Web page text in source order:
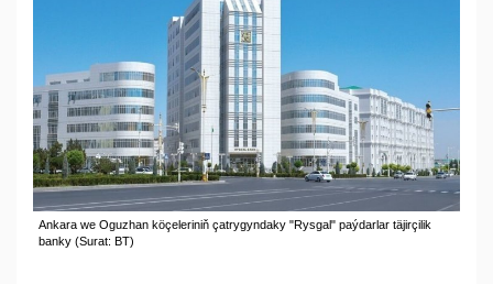
Ankara we Oguzhan köçeleriniň çatrygyndaky "Rysgal" paýdarlar täjirçilik
banky (Surat: BT)